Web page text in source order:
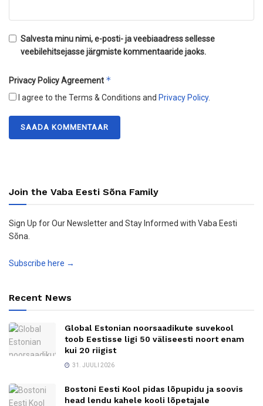
Salvesta minu nimi, e-posti- ja veebiaadress sellesse
veebilehitsejasse järgmiste kommentaaride jaoks.
Privacy Policy Agreement *
I agree to the Terms & Conditions and Privacy Policy.
Join the Vaba Eesti Sõna Family
Sign Up for Our Newsletter and Stay Informed with Vaba Eesti
Sõna.
Subscribe here →
Recent News
Global Estonian noorsaadikute suvekool
toob Eestisse ligi 50 väliseesti noort enam
kui 20 riigist
31. JUULI 2026
Bostoni Eesti Kool pidas lõpupidu ja soovis
head lendu kahele kooli lõpetajale